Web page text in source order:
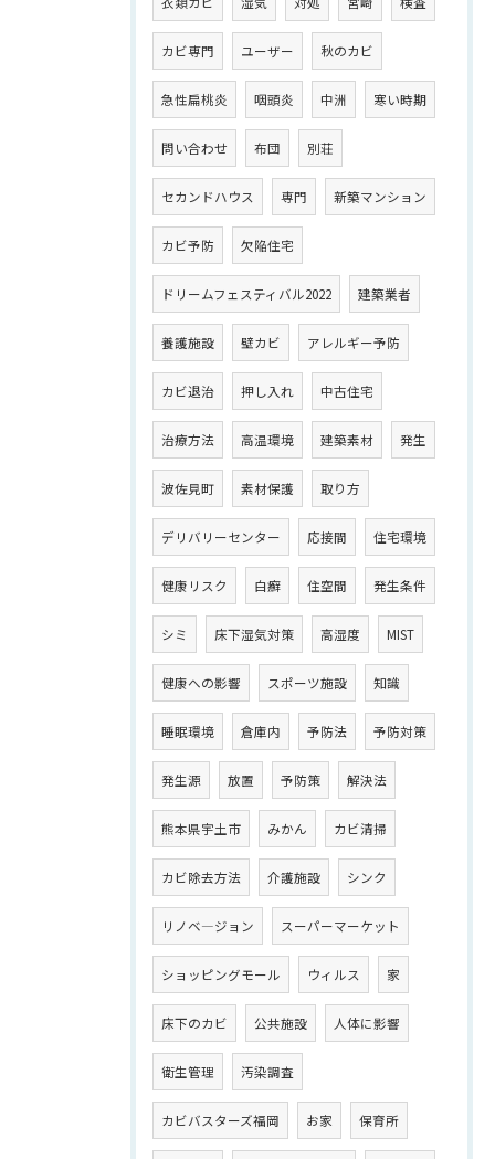
カビ専門 ユーザー 秋のカビ
急性扁桃炎 咽頭炎 中洲 寒い時期
問い合わせ 布団 別荘
セカンドハウス 専門 新築マンション
カビ予防 欠陥住宅
ドリームフェスティバル2022 建築業者
養護施設 壁カビ アレルギー予防
カビ退治 押し入れ 中古住宅
治療方法 高温環境 建築素材 発生
波佐見町 素材保護 取り方
デリバリーセンター 応接間 住宅環境
健康リスク 白癬 住空間 発生条件
シミ 床下湿気対策 高湿度 MIST
健康への影響 スポーツ施設 知識
睡眠環境 倉庫内 予防法 予防対策
発生源 放置 予防策 解決法
熊本県宇土市 みかん カビ清掃
カビ除去方法 介護施設 シンク
リノベ―ジョン スーパーマーケット
ショッピングモール ウィルス 家
床下のカビ 公共施設 人体に影響
衛生管理 汚染調査
カビバスターズ福岡 お家 保育所